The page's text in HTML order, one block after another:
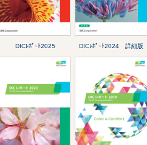
DICﾚﾎﾟｰﾄ2025 DICﾚﾎﾟｰﾄ2024 詳細版